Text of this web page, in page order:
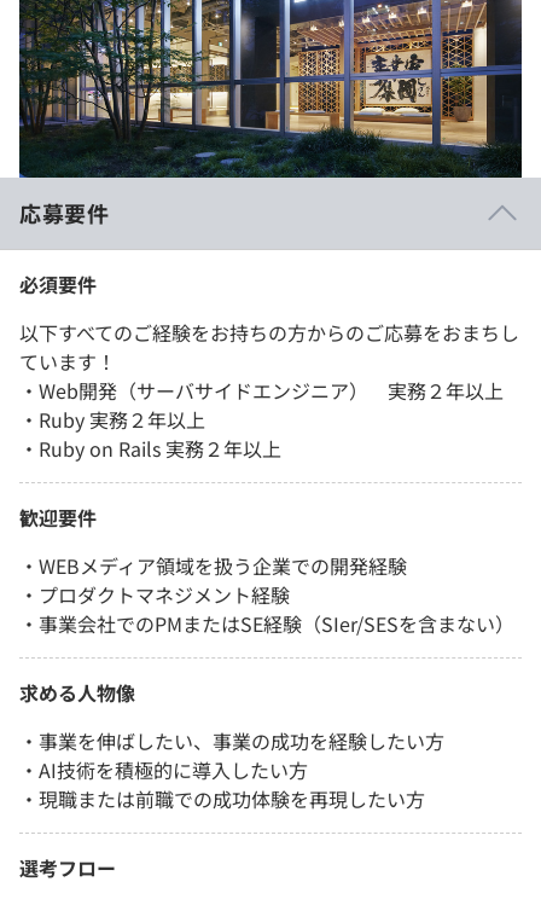
応募要件
必須要件
以下すべてのご経験をお持ちの方からのご応募をおまちし
ています！
・Web開発（サーバサイドエンジニア） 実務２年以上
・Ruby 実務２年以上
・Ruby on Rails 実務２年以上
歓迎要件
・WEBメディア領域を扱う企業での開発経験
・プロダクトマネジメント経験
・事業会社でのPMまたはSE経験（SIer/SESを含まない）
求める人物像
・事業を伸ばしたい、事業の成功を経験したい方
・AI技術を積極的に導入したい方
・現職または前職での成功体験を再現したい方
選考フロー